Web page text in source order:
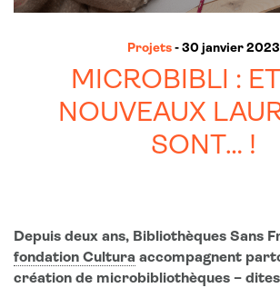
Projets - 30 janvier 2023
MICROBIBLI :
NOUVEAUX
SONT… !
Depuis deux ans, Bibliothèques Sans
fondation Cultura accompagnent
création de microbibliothèques –